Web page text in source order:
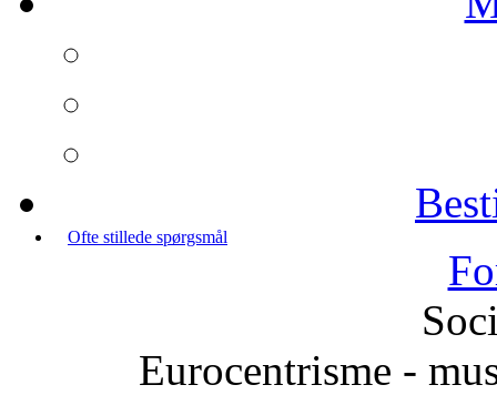
Ofte stillede spørgsmål
Eurocentrisme -